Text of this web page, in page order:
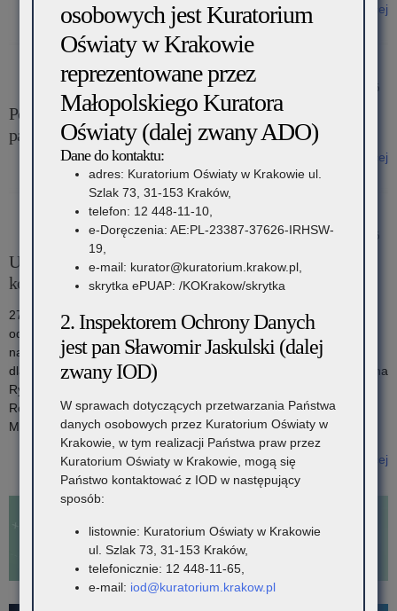
Czytaj więcej
o: Małopolski Konkurs Języka Hiszpańskiego
29 maja 2026
Podstawowe kierunki realizacji polityki oświatowej
państwa w roku szkolnym 2026/2027
Czytaj więcej
o: Podstawowe kierunki realizacji polityki oświatowej państwa w
29 maja 2026
Uroczyste rozstrzygnięcie wojewódzkiego etapu
konkursów prewencyjnych KRUS dla dzieci
27 maja 2026 roku w Muzeum Lotnictwa Polskiego w Krakowie
odbyła się uroczysta gala finałowa, podczas której wręczono
nagrody laureatom XVI Ogólnopolskiego Konkursu Plastycznego
dla Dzieci „Wioski bez troski” oraz VII Ogólnopolskiego Konkursu na
Rymowankę dla Dzieci o Bezpieczeństwie w Gospodarstwie
Rolnym „Wioski bez troski”. Spotkanie w którym uczestniczyła II
Małopolska Wicekurator Oświaty Katarzyna Mitka, […]
Czytaj więcej
o: Uroczyste rozstrzygnięcie wojewódzkiego etapu konkursów
prewencyjnych KRUS dla dzieci
osobowych jest Kuratorium
Oświaty w Krakowie
reprezentowane przez
Małopolskiego Kuratora
Oświaty (dalej zwany ADO)
Dane do kontaktu:
adres: Kuratorium Oświaty w Krakowie ul.
Szlak 73, 31-153 Kraków,
telefon: 12 448-11-10,
e-Doręczenia: AE:PL-23387-37626-IRHSW-
19,
e-mail: kurator@kuratorium.krakow.pl,
skrytka ePUAP: /KOKrakow/skrytka
2. Inspektorem Ochrony Danych
jest pan Sławomir Jaskulski (dalej
zwany IOD)
W sprawach dotyczących przetwarzania Państwa
danych osobowych przez Kuratorium Oświaty w
Krakowie, w tym realizacji Państwa praw przez
Kuratorium Oświaty w Krakowie, mogą się
Państwo kontaktować z IOD w następujący
sposób:
listownie: Kuratorium Oświaty w Krakowie
ul. Szlak 73, 31-153 Kraków,
telefonicznie: 12 448-11-65,
e-mail: iod@kuratorium.krakow.pl